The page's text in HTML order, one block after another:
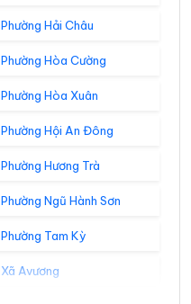
Phường Hải Châu
Phường Hòa Cường
Phường Hòa Xuân
Phường Hội An Đông
Phường Hương Trà
Phường Ngũ Hành Sơn
Phường Tam Kỳ
Xã Avương